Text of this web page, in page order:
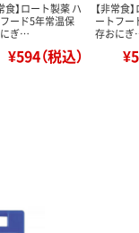
食】ロート製薬 ハ
ード5年常温保
ぎ…
¥594（税込）
【非常食
ートフー
存おに